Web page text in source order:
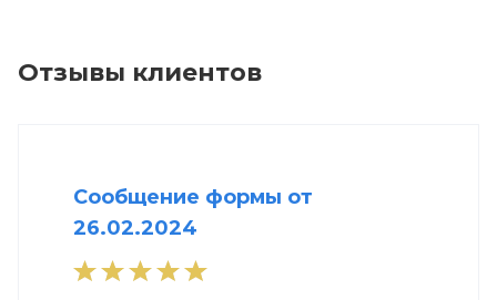
Отзывы клиентов
Сообщение формы от
26.02.2024